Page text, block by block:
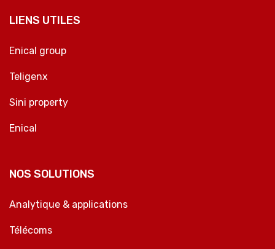
LIENS UTILES
Enical group
Teligenx
Sini property
Enical
NOS SOLUTIONS
Analytique & applications
Télécoms